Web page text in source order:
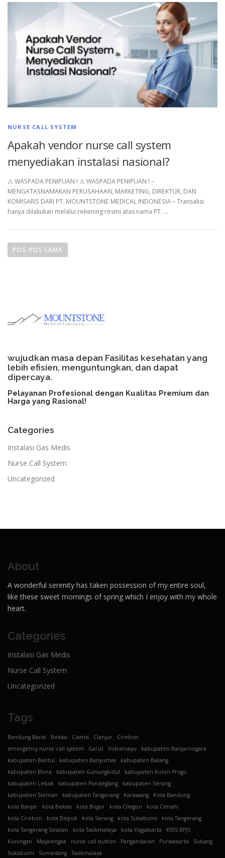
NURSE CALL SYSTEM
Apakah vendor nurse call system
menyediakan instalasi nasional?
⚠︎ WASPADA PENIPUAN ! ⚠︎ WASPADA PENIPUAN ! –
MENGATASNAMAKAN PERUSAHAAN, MARKETING, DIREKTUR, DAN
KOMISARIS DARI PT. MOUNTSTONE MEDICAL INDONESIA – Transaksi
hanya dilakukan melalui rekening resmi atas nama PT. …
a
i
o
s
POS-POS LAMA
wujudkan masa depan Fasilitas kesehatan yang
lebih efisien, menguntungkan, dan dapat
dipercaya.
Pelayanan Profesional dengan Kualitas Premium dan
Harga yang Rasional!​
Categories
Instalasi Gas Medis
Nurse Call System
Uncategorized
About
A wonderful serenity has taken possession of my entire soul,
like these sweet mornings of spring which I enjoy with my whole
heart.
Categories
Instalasi Gas Medis
Nurse Call System
Uncategorized
Tags
Bandung Barat Bekasi Ciamis Cianjur
Cirebon
emergency nurse call system
Garut Indramayu
kabupaten Banjarnegara
kabupaten Bantul
kabupaten Banyumas
kabupaten Batang
kabupaten Blora
kabupaten Gunungkidul
kabupaten Kulon Progo
kabupaten Lebak
kabupaten Pandeglang
kabupaten Serang
kabupaten Sleman
kabupaten Tangerang Karawang
Kota Bandung
kota Banjar
kota Bekasi kota Bogor kota Cilegon
kota Cimahi
kota Cirebon
kota Depok kota Serang kota Sukabumi
kota Tangerang
kota Tangerang Selatan
kota Tasikmalaya kota Yogyakarta
KRIS BPJS
Kuningan
Majalengka nurse call button Pangandaran Purwakarta
Subang
Sukabumi
Sumedang Tasikmalaya